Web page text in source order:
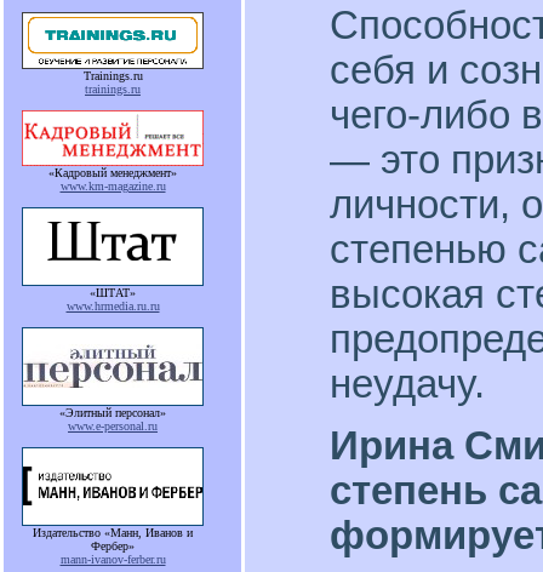
Trainings.ru
trainings.ru
«Кадровый менеджмент»
www.km-magazine.ru
«ШТАТ»
www.hrmedia.ru.ru
«Элитный персонал»
www.e-personal.ru
Издательство «Манн, Иванов и
Фербер»
mann-ivanov-ferber.ru
себя и
чего-либо
— это
личности,
степенью
высокая
неудачу.
Ирина
степень